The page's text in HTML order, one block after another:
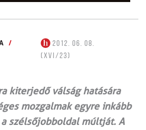
/
2012. 06. 08.
(XVI/23)
kiterjedő válság hatására
mozgalmak egyre inkább
szélsőjobboldal múltját. A